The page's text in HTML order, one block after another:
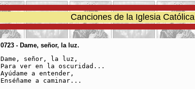
Canciones de la Iglesia Católica
0723 - Dame, señor, la luz.
Dame, señor, la luz,
Para ver en la oscuridad...
Ayúdame a entender,
Enséñame a caminar...